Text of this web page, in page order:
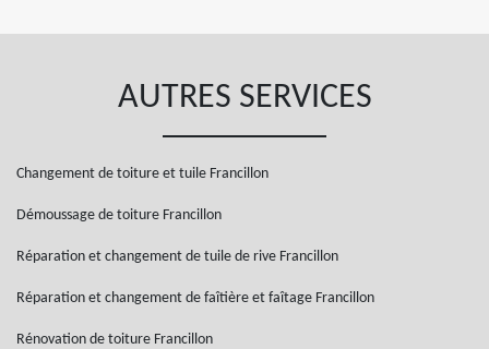
AUTRES SERVICES
Changement de toiture et tuile Francillon
Démoussage de toiture Francillon
Réparation et changement de tuile de rive Francillon
Réparation et changement de faîtière et faîtage Francillon
Rénovation de toiture Francillon